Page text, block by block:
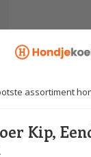
assortiment
Kip,